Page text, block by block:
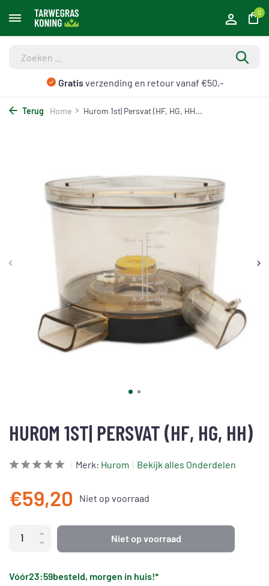
0
Gratisverzending en retour vanaf €50,-
Terug Home Hurom 1st| Persvat (HF, HG, HH...
HUROM 1ST| PERSVAT (HF, HG, HH)
Merk: Hurom Bekijk alles Onderdelen
€59,20 Niet op voorraad
Niet op voorraad
Vóór23:59besteld, morgen in huis!*